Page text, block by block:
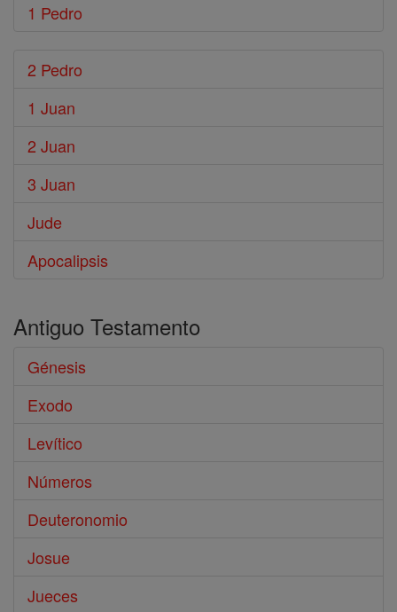
1 Pedro
2 Pedro
1 Juan
2 Juan
3 Juan
Jude
Apocalipsis
Antiguo Testamento
Génesis
Exodo
Levítico
Números
Deuteronomio
Josue
Jueces